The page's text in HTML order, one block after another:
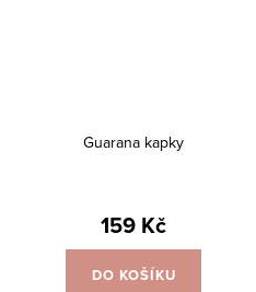
Guarana kapky
159 Kč
DO KOŠÍKU